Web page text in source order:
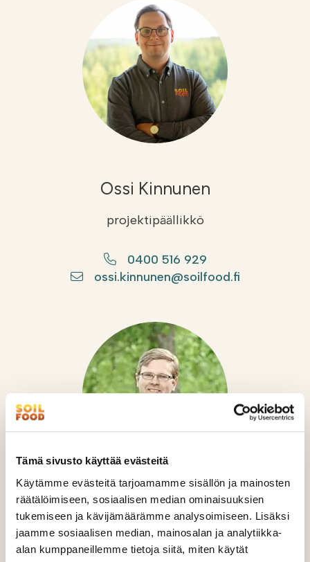
Tämä sivusto käyttää evästeitä
Käytämme evästeitä tarjoamamme sisällön ja mainosten
räätälöimiseen, sosiaalisen median ominaisuuksien
tukemiseen ja kävijämäärämme analysoimiseen. Lisäksi
jaamme sosiaalisen median, mainosalan ja analytiikka-
alan kumppaneillemme tietoja siitä, miten käytät
Ossi Kinnunen
projektipäällikkö
0400 516 929
ossi.kinnunen@soilfood.fi
Aki Laaksonen
tuoteryhmäpäällikkö, kuivikkeet